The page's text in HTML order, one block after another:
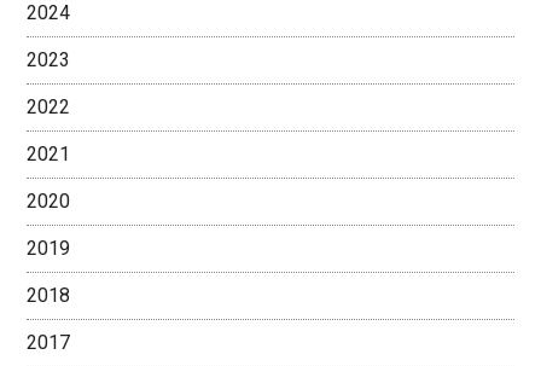
2024
2023
2022
2021
2020
2019
2018
2017